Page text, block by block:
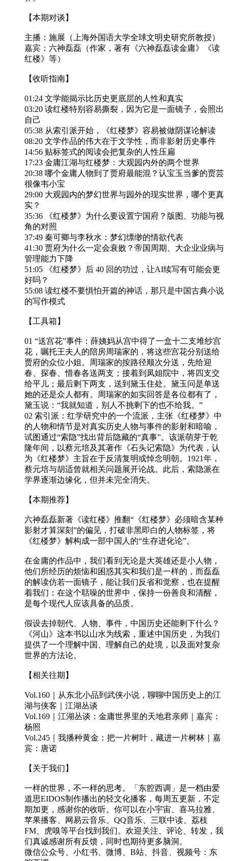
【本期对谈】
主播：施展（上海外国语大学全球文明史研究所教授）
嘉宾：六神磊磊（作家，著有《六神磊磊读金庸》《读
红楼》等）
【收听指南】
01:24 文学能揭示比历史更底层的人性和真实
03:20 读红楼特别容易撕裂，因为它是一面镜子，会照出
自己
05:38 从索引派开始，《红楼梦》容易被做阴谋论解读
08:20 文学作品的伟大在于文学性，而非影射历史事件
14:56 贴标签式的阅读会把复杂的人性压扁
17:23 金庸江湖与红楼梦：大观园内外的两个世界
20:38 哪个金庸人物到了贾府最能混？认宝玉当爹的贾芸
很像韦小宝
29:00 大观园内的梦幻世界与园外的现实世界，哪个更真
实？
35:36 《红楼梦》为什么要设置宁国府？版图、功能与视
角的对照
37:49 秦可卿与李秋水：梦幻缥缈的情欲代表
41:30 贾府为什么一定会衰败？帝国周期、大企业业病与
管理能力下降
51:05 《红楼梦》后 40 回的功过，让AI续写有可能会更
好吗？
55:08 读红楼不要惧怕开篇的神话，那只是中国古典小说
的写作模式
【工具箱】
01 “送宫花”事件：薛姨妈从宫中得了一盒十二支堆纱宫
花，嘱托王夫人的陪房周瑞家的，将这些宫花分别送给
贾府的众位小姐。周瑞家的按路径顺次分送，先给迎
春、探春、惜春各送两支；接着到凤姐院中，将四支交
给平儿；最后剩下两支，送到黛玉住处。黛玉问是单送
她的还是众人都有。周瑞家的如实回答是各位都有了，
黛玉说：“我就知道，别人不挑剩下的也不给我。”
02 索引派：红学研究中的一个流派，主张《红楼梦》中
的人物和情节是对真实历史人物与事件的影射和暗喻，
试图通过“索隐”找出背后隐藏的“真事”。该派萌芽于乾
隆年间，以蔡元培及其著作《石头记索隐》为代表，认
为《红楼梦》主旨在于反清复明或悼念明朝。1921年，
蔡元培与胡适曾就相关问题展开论战。此后，索隐派在
学界逐渐边缘化，但并未完全消失。
【本期推荐】
六神磊磊新著《读红楼》推翻“《红楼梦》必须暗含某种
影射才算深刻”的偏见，打破非黑即白的人物标签，将
《红楼梦》解构成一部中国人的“生存进化论”。
在金庸的作品中，我们看到无论是大英雄还是小人物，
他们所经历的烦恼和困惑其实和我们是一样的，而磊磊
的解读仿若一面镜子，能让我们反省和觉察，也在提醒
着我们：在这个聒噪的世界中，保持一份善良和清醒，
是每个现代人应该具备的品质。
假设去掉朝代、人物、事件，中国历史还能剩下什么？
《河山》这本书以山水为线索，重述中国历史，为我们
提供了一个理解中国、理解自己的处境，以及面对复杂
世界的方法论。
【相关往期】
Vol.160｜从东北小品到武侠小说，聊聊中国历史上的江
湖与侠客｜江湖丛谈
Vol.169｜江湖丛谈：金庸世界里的天地君亲师｜嘉宾：
杨照
Vol.245｜我播种黄金：把一片树叶，藏进一片树林｜嘉
宾：唐诺
【关于我们】
一样的世界，不一样的思考。「东腔西调」是一档由爱
道思EIDOS制作播出的轻文化播客，每周五更新，不定
期加更，感谢你的收听。你可以在小宇宙、喜马拉雅、
苹果播客、网易云音乐、QQ音乐、三联中读、荔枝
FM、虎嗅等平台找到我们。欢迎关注、评论、转发，我
们真诚感谢所有反馈，同时也期待更多脑洞。
微信公众号、小红书、微博、B站、抖音、视频号：东